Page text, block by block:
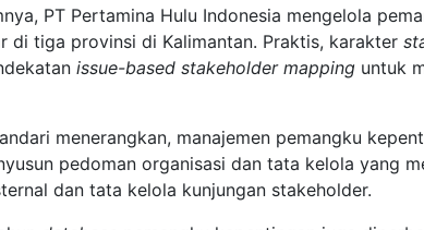
PT Pertamina Hulu Indonesia mengelola
di tiga provinsi di Kalimantan. Praktis, karakter
issue-based stakeholder mapping untuk
menerangkan, manajemen pemangku
pedoman organisasi dan tata kelola yang
dan tata kelola kunjungan stakeholder.